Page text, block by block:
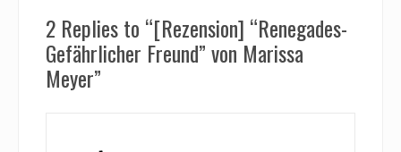
2 Replies to “[Rezension] “Renegades-
Gefährlicher Freund” von Marissa
Meyer”